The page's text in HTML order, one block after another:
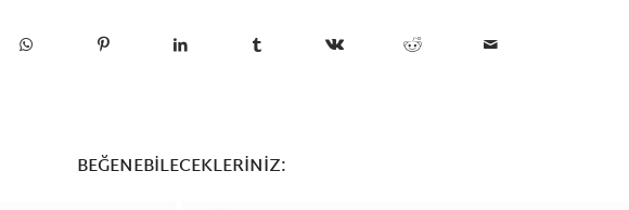
BEĞENEBILECEKLERINIZ: